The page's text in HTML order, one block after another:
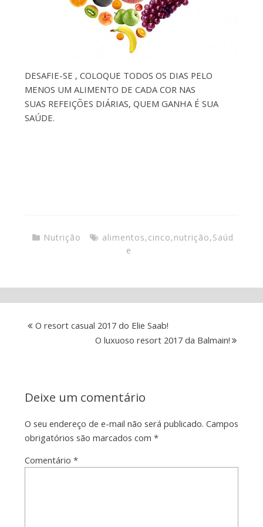
DESAFIE-SE , COLOQUE TODOS OS DIAS PELO
MENOS UM ALIMENTO DE CADA COR NAS
SUAS REFEIÇÕES DIÁRIAS, QUEM GANHA É SUA
SAÚDE.
Nutrição alimentos,cinco,nutrição,Saúd
e
O resort casual 2017 do Elie Saab!
O luxuoso resort 2017 da Balmain!
Deixe um comentário
O seu endereço de e-mail não será publicado. Campos
obrigatórios são marcados com *
Comentário *